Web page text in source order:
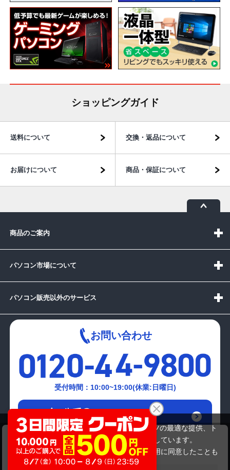
FUJITSU P772/G
商品価格 38,280円
ショッピングガイド
送料について 交換・返品について
お届けについて 商品・保証について
商品のご案内
パソコン市場について
パソコン販売以外のサービス
お問い合わせ
受付時間：10:00~19:00(休業:日曜日)
メールでの
お問い合わせはこちら
当サイトでは利用体験の向上およびコンテンツの最適な提供、ト
ラフィックの分析を目的としてCookieを使用しています。
サイトの閲覧を継続された場合、Cookieの利用に同意したことも
のといたします。